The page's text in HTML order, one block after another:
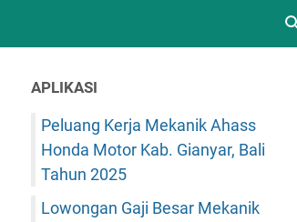
APLIKASI
Peluang Kerja Mekanik Ahass
Honda Motor Kab. Gianyar, Bali
Tahun 2025
Lowongan Gaji Besar Mekanik